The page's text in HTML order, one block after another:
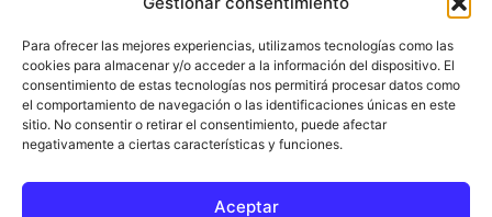
Para ofrecer las mejores experiencias, utilizamos tecnologías como las
cookies para almacenar y/o acceder a la información del dispositivo. El
consentimiento de estas tecnologías nos permitirá procesar datos como
el comportamiento de navegación o las identificaciones únicas en este
sitio. No consentir o retirar el consentimiento, puede afectar
negativamente a ciertas características y funciones.
Aceptar
Francisco E. López López | 639 95 71 95 | Noticias de
Alhaurín de la Torre, Málaga y Provincia|
Contáctanos:info@alhaurindelatorre.com
SÍGUENOS